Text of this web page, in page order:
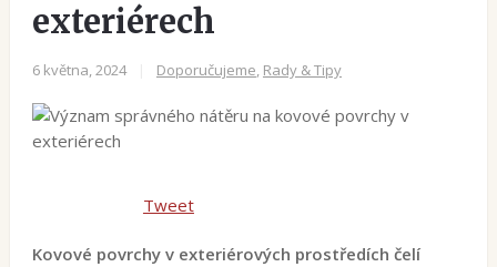
exteriérech
6 května, 2024 Doporučujeme, Rady & Tipy
Tweet
Kovové povrchy v exteriérových prostředích čelí